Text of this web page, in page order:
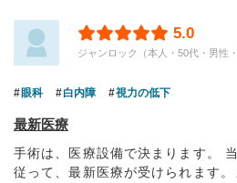
5.0
ジャンロック（本人・50代・男性
眼科 白内障 視力の低下
最新医療
手術は、医療設備で決まります。
従って、最新医療が受けられます